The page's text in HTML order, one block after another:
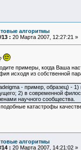
алгоритмы
: 20 Марта 2007, 12:27:21 »
примеры, когда Ваша
исходя из собственной
- пример, образец) - 1)
2) в современной
научного сообщества.
катастрофы
алгоритмы
: 20 Марта 2007, 14:21:02 »